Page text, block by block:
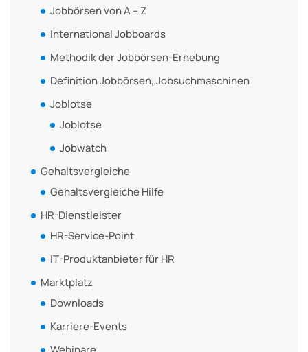
Jobbörsen von A – Z
International Jobboards
Methodik der Jobbörsen-Erhebung
Definition Jobbörsen, Jobsuchmaschinen
Joblotse
Joblotse
Jobwatch
Gehaltsvergleiche
Gehaltsvergleiche Hilfe
HR-Dienstleister
HR-Service-Point
IT-Produktanbieter für HR
Marktplatz
Downloads
Karriere-Events